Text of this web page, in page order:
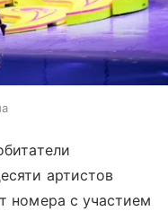
артистов
номера с участием